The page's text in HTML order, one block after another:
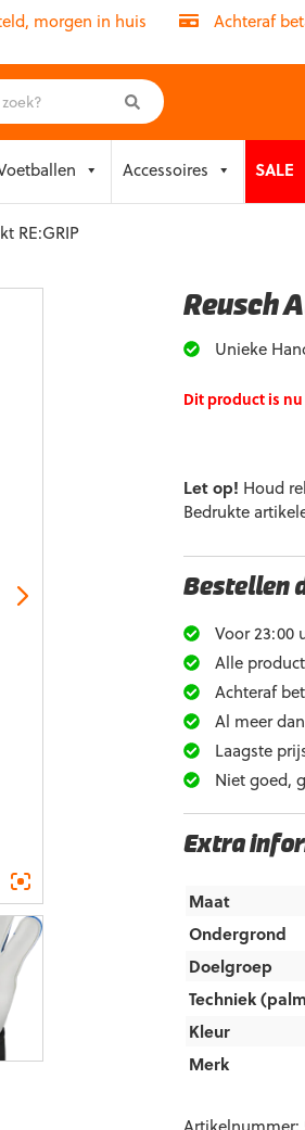
morgen in huis Achteraf
Accessoires SALE
RE:GRIP
Reusch
Unieke
Dit product is
Let op! Houd
Bedrukte
Bestellen
Voor 23:00
Alle
Achteraf
Al meer
Laagste
Niet goed,
Extra
Maat
Ondergrond
Doelgroep
Techniek
Kleur
Merk